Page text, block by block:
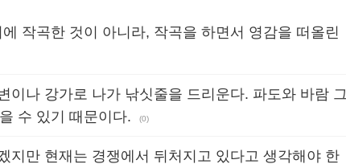
작곡한 것이 아니라, 작곡을 하면서 영감을 떠올린
이나 강가로 나가 낚싯줄을 드리운다. 파도와 바람 그
수 있기 때문이다.
(0)
지만 현재는 경쟁에서 뒤처지고 있다고 생각해야 한